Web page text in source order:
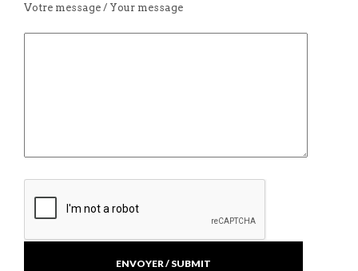
Votre message / Your message